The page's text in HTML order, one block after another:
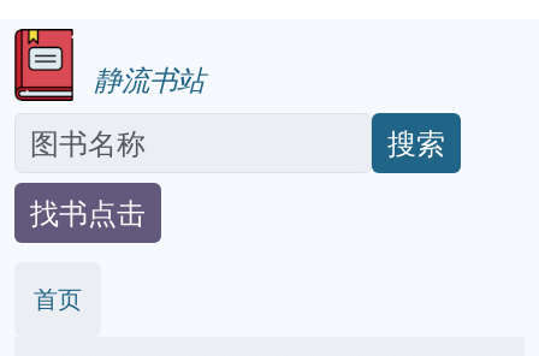
静流书站
搜索
找书点击
首页